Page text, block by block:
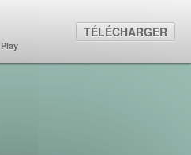
TÉLÉCHARGER